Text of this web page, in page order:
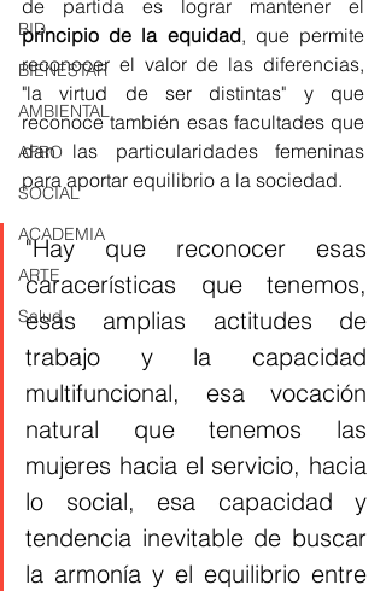
BID
BIENESTAR
AMBIENTAL
AFRO
SOCIAL
ACADEMIA
ARTE
Salud
principio de la equidad, que permite
reconocer el valor de las diferencias,
"la virtud de ser distintas" y que
reconoce también esas facultades que
dan las particularidades femeninas
para aportar equilibrio a la sociedad.
"Hay que reconocer esas
caracerísticas que tenemos,
esas amplias actitudes de
trabajo y la capacidad
multifuncional, esa vocación
natural que tenemos las
mujeres hacia el servicio, hacia
lo social, esa capacidad y
tendencia inevitable de buscar
la armonía y el equilibrio entre